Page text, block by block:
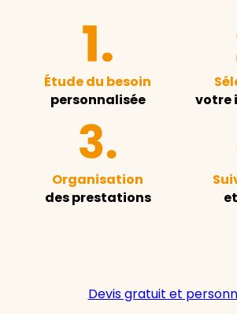
Étude du besoin
personnalisée
votre
Organisation
des prestations
Devis gratuit et